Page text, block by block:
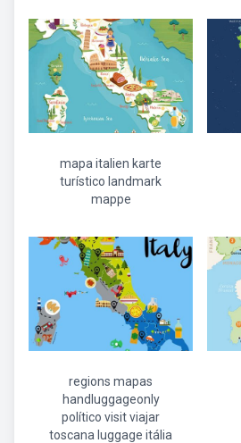
mapa italien karte
turístico landmark
mappe
regions mapas
handluggageonly
político visit viajar
toscana luggage itália